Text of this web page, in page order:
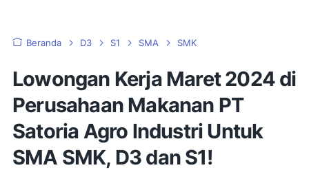
Beranda D3 S1 SMA SMK
Lowongan Kerja Maret 2024 di
Perusahaan Makanan PT
Satoria Agro lndustri Untuk
SMA SMK, D3 dan S1!